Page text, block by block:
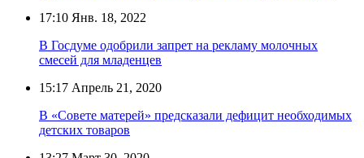
17:10 Янв. 18, 2022
В Госдуме одобрили запрет на рекламу молочных
смесей для младенцев
15:17 Апрель 21, 2020
В «Совете матерей» предсказали дефицит необходимых
детских товаров